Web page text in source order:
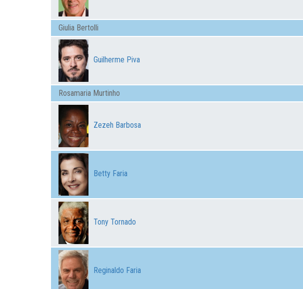
Giulia Bertolli
Guilherme Piva
Rosamaria Murtinho
Zezeh Barbosa
Betty Faria
Tony Tornado
Reginaldo Faria